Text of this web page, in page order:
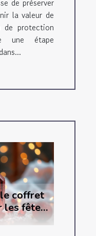
de préserver
la valeur de
protection
une étape
coffret
les fêtes